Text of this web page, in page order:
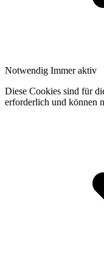
Notwendig Immer aktiv
Diese Cookies sind für
erforderlich und können